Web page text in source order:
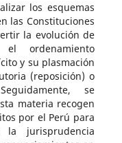
los esquemas
las Constituciones
la evolución de
ordenamiento
y su plasmación
(reposición) o
se
materia recogen
por el Perú para
jurisprudencia